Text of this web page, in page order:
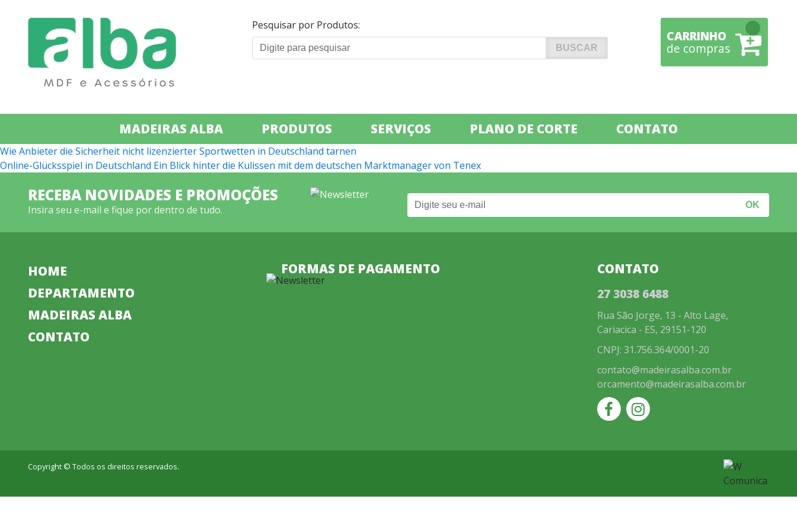
Pesquisar por Produtos:
CARRINHO
de compras
MADEIRAS ALBA PRODUTOS SERVIÇOS PLANO DE CORTE CONTATO
Navegação
de
Post
Wie Anbieter die Sicherheit nicht lizenzierter Sportwetten in Deutschland tarnen
Online-Glücksspiel in Deutschland Ein Blick hinter die Kulissen mit dem deutschen Marktmanager von Tenex
RECEBA NOVIDADES E PROMOÇÕES
Insira seu e-mail e fique por dentro de tudo.
HOME
DEPARTAMENTO
MADEIRAS ALBA
CONTATO
FORMAS DE PAGAMENTO CONTATO
27 3038 6488
Rua São Jorge, 13 - Alto Lage,
Cariacica - ES, 29151-120
CNPJ: 31.756.364/0001-20
contato@madeirasalba.com.br
orcamento@madeirasalba.com.br
Copyright © Todos os direitos reservados.